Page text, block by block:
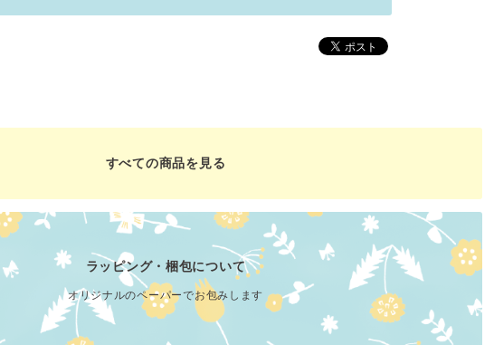
すべての商品を見る
ラッピング・梱包について
オリジナルのペーパーでお包みします